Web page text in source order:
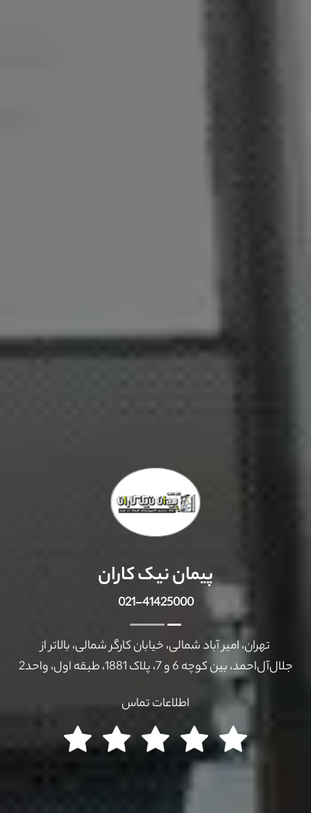
پیمان نیک کاران
021-41425000
تهران، امیر آباد شمالی، خیابان کارگر شمالی، بالاتر از
جلال‌آل‌احمد، بین کوچه 6 و 7، پلاک 1881، طبقه اول، واحد2
اطلاعات تماس